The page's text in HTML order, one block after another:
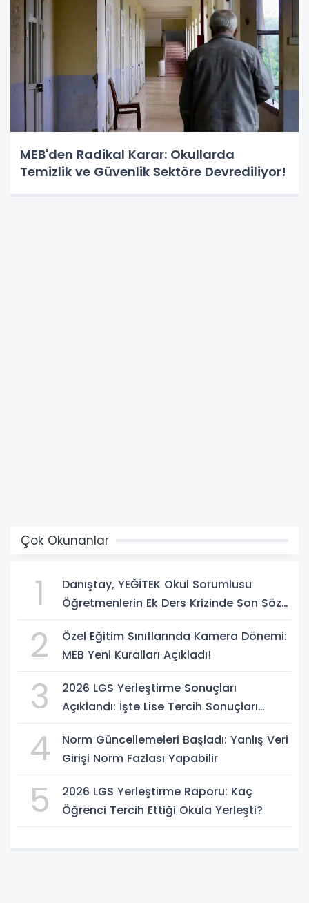
MEB'den Radikal Karar: Okullarda
Temizlik ve Güvenlik Sektöre Devrediliyor!
Çok Okunanlar
1
Danıştay, YEĞİTEK Okul Sorumlusu
Öğretmenlerin Ek Ders Krizinde Son Sözü
2
Özel Eğitim Sınıflarında Kamera Dönemi:
MEB Yeni Kuralları Açıkladı!
3
2026 LGS Yerleştirme Sonuçları
Açıklandı: İşte Lise Tercih Sonuçları
4
Norm Güncellemeleri Başladı: Yanlış Veri
Girişi Norm Fazlası Yapabilir
5
2026 LGS Yerleştirme Raporu: Kaç
Öğrenci Tercih Ettiği Okula Yerleşti?